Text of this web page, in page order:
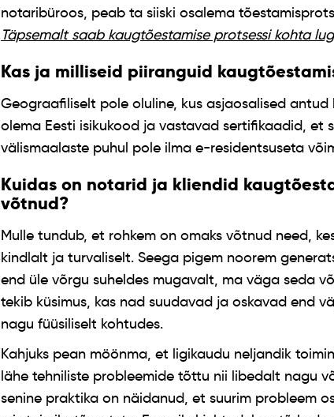
notaribüroos, peab ta siiski osalema
Täpsemalt saab kaugtõestamise protsessi kohta
Kas ja milliseid piiranguid
Geograafiliselt pole oluline, kus asjaosalised
olema Eesti isikukood ja vastavad sertifikaadid, et
välismaalaste puhul pole ilma e-residentsuseta
Kuidas on notarid ja kliendid
võtnud?
Mulle tundub, et rohkem on omaks võtnud need,
kindlalt ja turvaliselt. Seega pigem noorem
end üle võrgu suheldes mugavalt, ma väga seda
tekib küsimus, kas nad suudavad ja oskavad end
nagu füüsiliselt kohtudes.
Kahjuks pean möönma, et ligikaudu neljandik
lähe tehniliste probleemide tõttu nii libedalt nagu
senine praktika on näidanud, et suurim probleem